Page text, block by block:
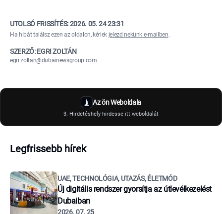
UTOLSÓ FRISSÍTÉS:2026. 05. 24 23:31
Ha hibát találsz ezen az oldalon, kérlek jelezd nekünk e-mailben.
SZERZŐ: EGRI ZOLTÁN
egri.zoltan@dubainewsgroup.com
Az ön Weboldala
3. Hirdetéshely hirdesse itt weboldalát
Legfrissebb hírek
UAE, TECHNOLÓGIA, UTAZÁS, ÉLETMÓD
Új digitális rendszer gyorsítja az útlevélkezelést
Dubaiban
2026. 07. 25